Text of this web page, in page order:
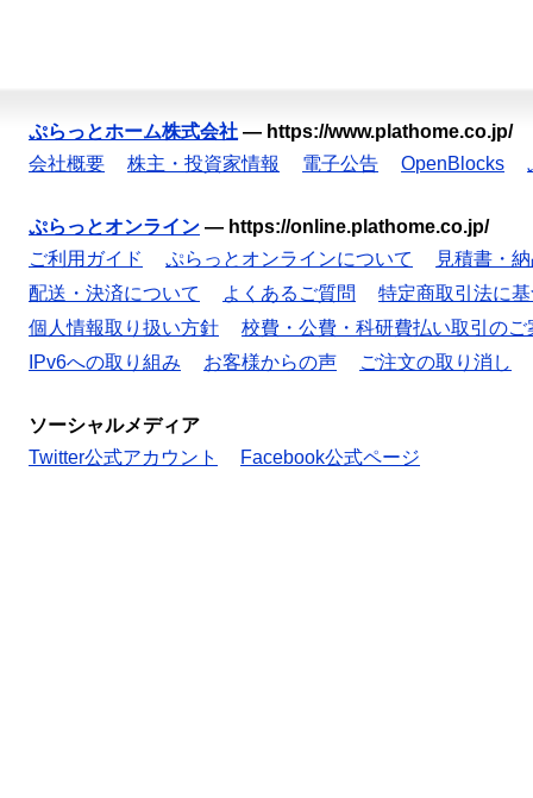
ぷらっとホーム株式会社 — https://www.plathome.co.jp/
会社概要
株主・投資家情報 電子公告 OpenBlocks
ぷらっとオンライン — https://online.plathome.co.jp/
ご利用ガイド
ぷらっとオンラインについて
見積書・
配送・決済について
よくあるご質問
特定商取引法に
個人情報取り扱い方針
校費・公費・科研費払い取引のご
IPv6への取り組み
お客様からの声 ご注文の取り消し
ソーシャルメディア
Twitter公式アカウント
Facebook公式ページ